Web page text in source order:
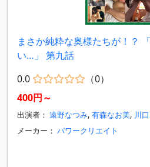
まさか純粋な奥様たちが！？
い…」 第九話
0.0
（0）
400円～
出演者： 遠野なつみ, 有森なお美, 川
メーカー： パワークリエイト